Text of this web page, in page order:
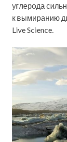
углерода
к вымиранию
Live Science.